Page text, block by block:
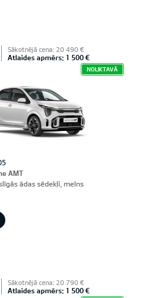
Sākotnējā cena: 20 490 €
Atlaides apmērs: 1 500 €
NOLIKTAVĀ
AMT
ādas sēdekļi, melns
Sākotnējā cena: 20 790 €
Atlaides apmērs: 1 500 €